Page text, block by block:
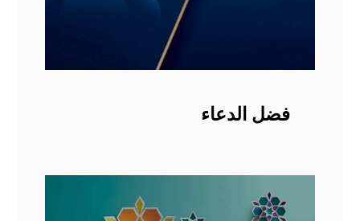
فضل الدعاء